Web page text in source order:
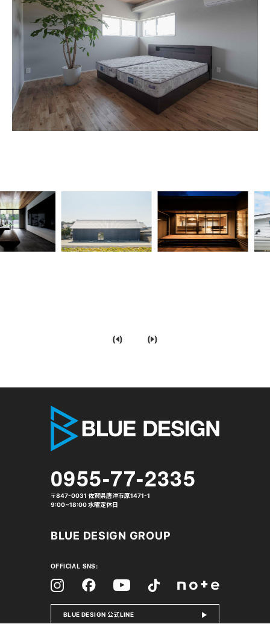
( ) ( )
0955-77-2335
〒847-0031 佐賀県唐津市原1471-1
9:00~18:00 水曜定休日
BLUE DESIGN GROUP
OFFICIAL SNS:
InstagramFacebookYouTubeTiktok
BLUE DESIGN 公式LINE